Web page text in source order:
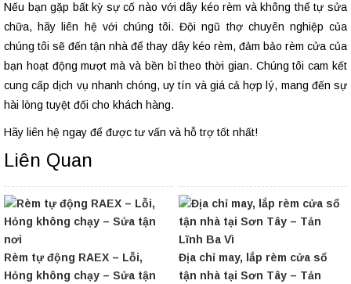
Nếu bạn gặp bất kỳ sự cố nào với dây kéo rèm và không thể tự sửa
chữa, hãy liên hệ với chúng tôi. Đội ngũ thợ chuyên nghiệp của
chúng tôi sẽ đến tận nhà để thay dây kéo rèm, đảm bảo rèm cửa của
bạn hoạt động mượt mà và bền bỉ theo thời gian. Chúng tôi cam kết
cung cấp dịch vụ nhanh chóng, uy tín và giá cả hợp lý, mang đến sự
hài lòng tuyệt đối cho khách hàng.
Hãy liên hệ ngay để được tư vấn và hỗ trợ tốt nhất!
Liên Quan
Rèm tự động RAEX – Lỗi,
Hỏng không chạy – Sửa tận
Địa chỉ may, lắp rèm cửa sổ
tận nhà tại Sơn Tây – Tản